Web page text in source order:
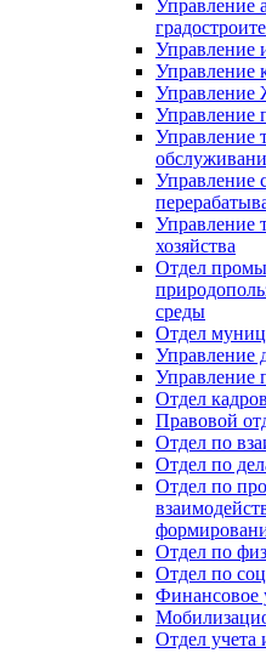
Управление
Управление
Управление
Управление
Управление
Управление
Управление
хозяйства
Отдел
среды
Отдел
Управление
Управление
Отдел кадров
Правовой
Отдел по
Отдел по
Отдел по
Отдел по
Отдел по
Финансовое
Отдел учета